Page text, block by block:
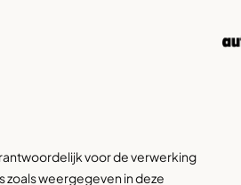
voor de verwerking
zoals weergegeven in deze